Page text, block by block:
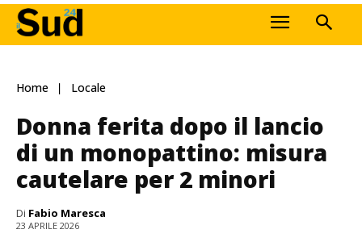
Home Locale
Donna ferita dopo il lancio
di un monopattino: misura
cautelare per 2 minori
Di Fabio Maresca
23 APRILE 2026